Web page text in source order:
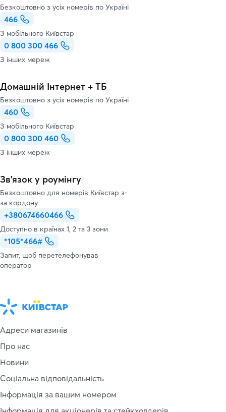
Безкоштовно з усіх номерів по Україні
466
З мобільного Київстар
0 800 300 466
З інших мереж
Домашній Інтернет + ТБ
Безкоштовно з усіх номерів по Україні
460
З мобільного Київстар
0 800 300 460
З інших мереж
Зв’язок у роумінгу
Безкоштовно для номерів Київстар з-
за кордону
+380674660466
Доступно в країнах 1, 2 та 3 зони
*105*466#
Запит, щоб перетелефонував
оператор
Адреси магазинів
Про нас
Новини
Соціальна відповідальність
Інформація за вашим номером